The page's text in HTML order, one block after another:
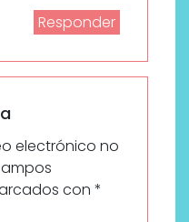
Responder
electrónico no
con *